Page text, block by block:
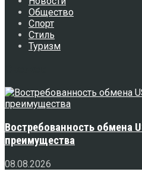
Общество
Спорт
Стиль
Туризм
Востребованность обмена
преимущества
08.08.2026